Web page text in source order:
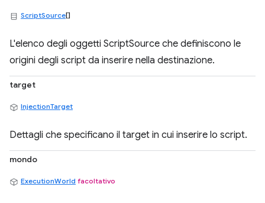
ScriptSource[]
L'elenco degli oggetti ScriptSource che definiscono le
origini degli script da inserire nella destinazione.
target
InjectionTarget
Dettagli che specificano il target in cui inserire lo script.
mondo
ExecutionWorld facoltativo